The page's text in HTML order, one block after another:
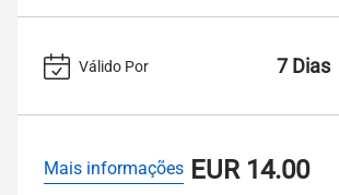
Válido Por 7 Dias
Mais informações EUR14.00